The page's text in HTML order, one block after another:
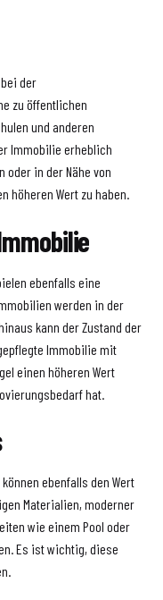
der
zu öffentlichen
und anderen
Immobilie erheblich
in der Nähe von
höheren Wert zu haben.
ebenfalls eine
werden in der
kann der Zustand der
Immobilie mit
einen höheren Wert
hat.
ebenfalls den Wert
Materialien, moderner
wie einem Pool oder
Es ist wichtig, diese